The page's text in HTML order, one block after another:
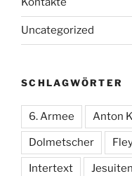
Uncategorized
SCHLAGWÖRTER
6. Armee Anton
Dolmetscher
Intertext